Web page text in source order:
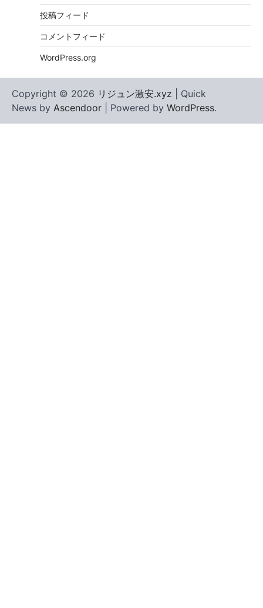
投稿フィード
コメントフィード
WordPress.org
Copyright © 2026 リジュン激安.xyz | Quick
News by Ascendoor | Powered by WordPress.